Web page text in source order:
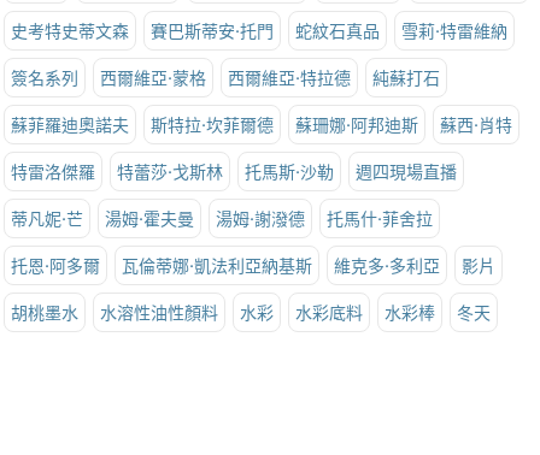
史考特史蒂文森 賽巴斯蒂安·托門 蛇紋石真品 雪莉·特雷維納
簽名系列 西爾維亞·蒙格 西爾維亞·特拉德 純蘇打石
蘇菲羅迪奧諾夫 斯特拉·坎菲爾德 蘇珊娜·阿邦迪斯 蘇西·肖特
特雷洛傑羅 特蕾莎·戈斯林 托馬斯·沙勒 週四現場直播
蒂凡妮·芒 湯姆·霍夫曼 湯姆·謝潑德 托馬什·菲舍拉
托恩·阿多爾 瓦倫蒂娜·凱法利亞納基斯 維克多·多利亞 影片
胡桃墨水 水溶性油性顏料 水彩 水彩底料 水彩棒 冬天